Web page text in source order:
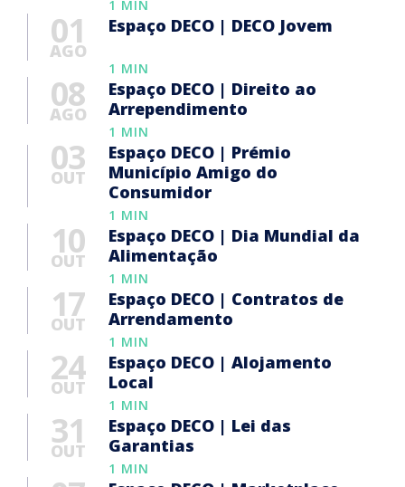
1 MIN
01
AGO
Espaço DECO | DECO Jovem
1 MIN
08
AGO
Espaço DECO | Direito ao
Arrependimento
1 MIN
03
OUT
Espaço DECO | Prémio
Município Amigo do
Consumidor
1 MIN
10
OUT
Espaço DECO | Dia Mundial da
Alimentação
1 MIN
17
OUT
Espaço DECO | Contratos de
Arrendamento
1 MIN
24
OUT
Espaço DECO | Alojamento
Local
1 MIN
31
OUT
Espaço DECO | Lei das
Garantias
1 MIN